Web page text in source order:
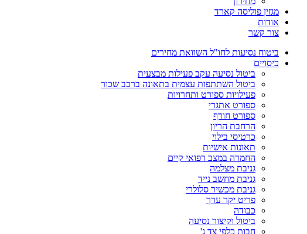
מגזין פוליסה קארד
אודות
צור קשר
ביטוח נסיעות לחו"ל השוואת מחירים
כיסויים
ביטול נסיעה עקב פעילות מבצעית
ביטול השתתפות עצמית בתאונה ברכב שכור
פעילויות ספורט ותחרויות
ספורט אתגרי
ספורט חורף
הרחבת הריון
כרטיסי בילוי
תאונות אישיות
החמרה במצב רפואי קיים
גניבת מצלמה
גניבת מחשב נייד
גניבת מכשיר סלולרי
פריט יקר ערך
כבודה
ביטול וקיצור נסיעה
חבות כלפי צד ג'